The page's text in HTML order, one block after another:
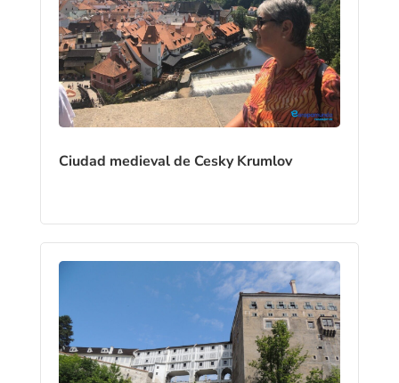
Ciudad medieval de Cesky Krumlov